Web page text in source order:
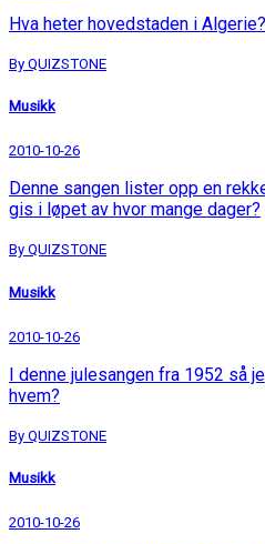
Hva heter hovedstaden i Algerie?
By QUIZSTONE
Musikk
2010-10-26
Denne sangen lister opp en
gis i løpet av hvor mange dager?
By QUIZSTONE
Musikk
2010-10-26
I denne julesangen fra 1952 så
hvem?
By QUIZSTONE
Musikk
2010-10-26